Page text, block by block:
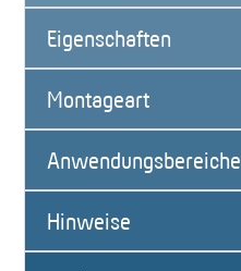
Eigenschaften
Montageart
Anwendungsbereiche
Hinweise